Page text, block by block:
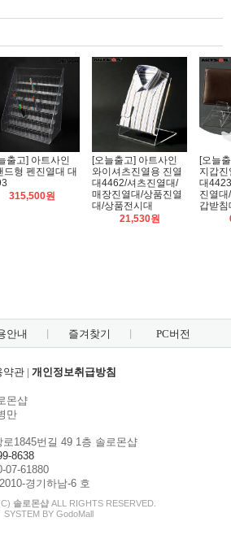
출고] 아트사인
드형 펜진열대 대
315,500원
[오늘출고] 아트사인
와이셔츠진열용 진열
대4462/셔츠진열대/
매장진열대/상품진열
대/상품전시대
21,530원
[오늘
지갑
대
진열
갑받
안내 즐겨찾기 PC버전
약관| 개인정보취급방침
몬샵
만
1845번길 49 1층 솔로몬샵
8638
07-61880
경기하남-6 호
솔로몬샵 ALL RIGHTS RESERVED.
SYSTEM BY GodoMall